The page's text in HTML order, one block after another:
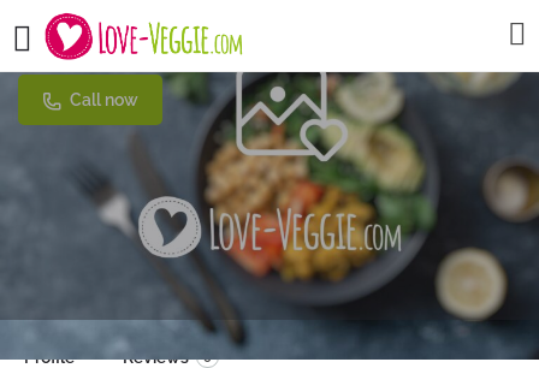
Tapas & Co
Call now
Profile Reviews 0